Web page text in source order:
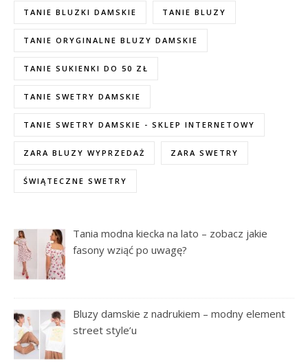
TANIE BLUZKI DAMSKIE TANIE BLUZY
TANIE ORYGINALNE BLUZY DAMSKIE
TANIE SUKIENKI DO 50 ZŁ
TANIE SWETRY DAMSKIE
TANIE SWETRY DAMSKIE - SKLEP INTERNETOWY
ZARA BLUZY WYPRZEDAŻ ZARA SWETRY
ŚWIĄTECZNE SWETRY
Tania modna kiecka na lato – zobacz jakie
fasony wziąć po uwagę?
Bluzy damskie z nadrukiem – modny element
street style’u